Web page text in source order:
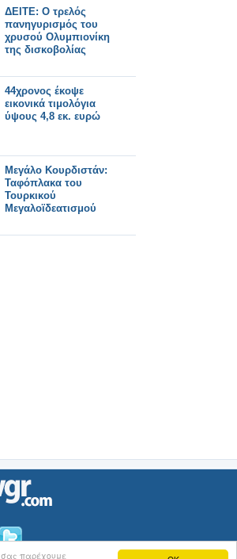
σας παρέχουμε
ΔΕΙΤΕ: Ο τρελός
πανηγυρισμός του
χρυσού Ολυμπιονίκη
της δισκοβολίας
44χρονος έκοψε
εικονικά τιμολόγια
ύψους 4,8 εκ. ευρώ
Μεγάλο Κουρδιστάν:
Ταφόπλακα του
Τουρκικού
Μεγαλοϊδεατισμού